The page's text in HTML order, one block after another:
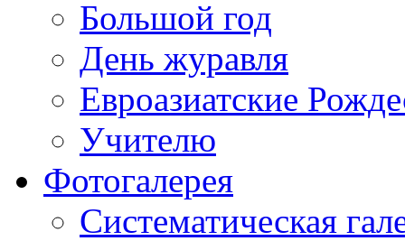
Большой год
День журавля
Евроазиатские
Учителю
Фотогалерея
Систематическая